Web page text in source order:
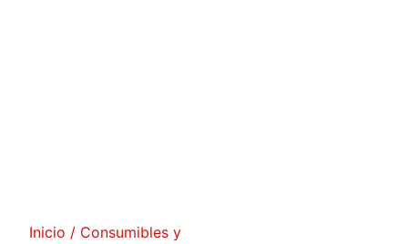
Inicio / Consumibles y